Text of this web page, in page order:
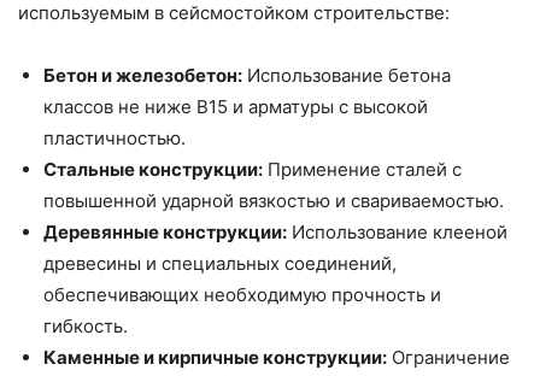
используемым в сейсмостойком строительстве:
Бетон и железобетон: Использование бетона
классов не ниже В15 и арматуры с высокой
пластичностью.
Стальные конструкции: Применение сталей с
повышенной ударной вязкостью и свариваемостью.
Деревянные конструкции: Использование клееной
древесины и специальных соединений,
обеспечивающих необходимую прочность и
гибкость.
Каменные и кирпичные конструкции: Ограничение